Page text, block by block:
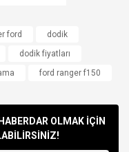
ford
dodik
dodik fiyatları
ford ranger f150
OLMAK İÇİN